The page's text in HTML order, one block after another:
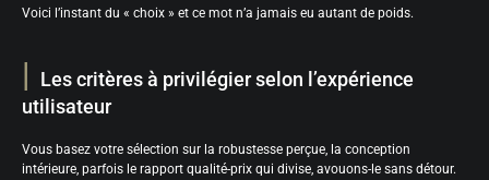
Voici l’instant du « choix » et ce mot n’a jamais eu autant de poids.
Les critères à privilégier selon l’expérience
utilisateur
Vous basez votre sélection sur la robustesse perçue, la conception
intérieure, parfois le rapport qualité-prix qui divise, avouons-le sans détour.